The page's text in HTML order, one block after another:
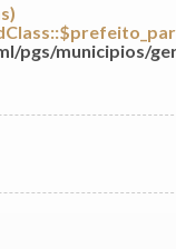
pgs/municipios/